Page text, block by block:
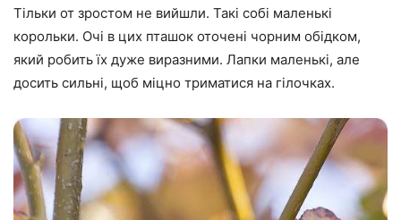
Тільки от зростом не вийшли. Такі собі маленькі
корольки. Очі в цих пташок оточені чорним обідком,
який робить їх дуже виразними. Лапки маленькі, але
досить сильні, щоб міцно триматися на гілочках.